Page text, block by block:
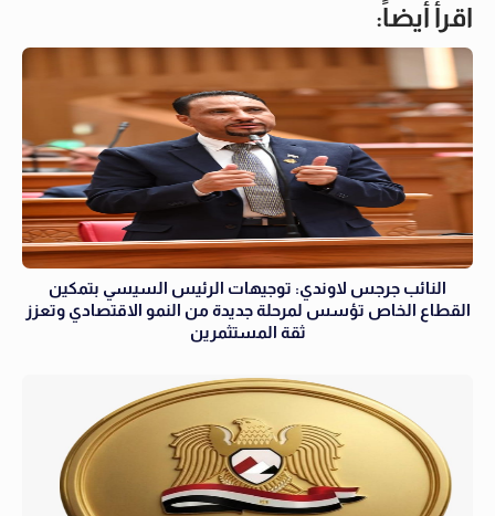
اقرأ أيضاً:
النائب جرجس لاوندي: توجيهات الرئيس السيسي بتمكين
القطاع الخاص تؤسس لمرحلة جديدة من النمو الاقتصادي وتعزز
ثقة المستثمرين